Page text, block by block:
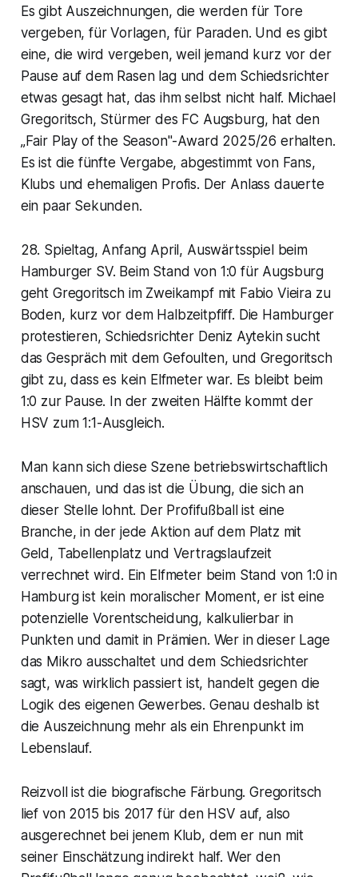
Es gibt Auszeichnungen, die werden für Tore
vergeben, für Vorlagen, für Paraden. Und es gibt
eine, die wird vergeben, weil jemand kurz vor der
Pause auf dem Rasen lag und dem Schiedsrichter
etwas gesagt hat, das ihm selbst nicht half. Michael
Gregoritsch, Stürmer des FC Augsburg, hat den
„Fair Play of the Season"-Award 2025/26 erhalten.
Es ist die fünfte Vergabe, abgestimmt von Fans,
Klubs und ehemaligen Profis. Der Anlass dauerte
ein paar Sekunden.
28. Spieltag, Anfang April, Auswärtsspiel beim
Hamburger SV. Beim Stand von 1:0 für Augsburg
geht Gregoritsch im Zweikampf mit Fabio Vieira zu
Boden, kurz vor dem Halbzeitpfiff. Die Hamburger
protestieren, Schiedsrichter Deniz Aytekin sucht
das Gespräch mit dem Gefoulten, und Gregoritsch
gibt zu, dass es kein Elfmeter war. Es bleibt beim
1:0 zur Pause. In der zweiten Hälfte kommt der
HSV zum 1:1-Ausgleich.
Man kann sich diese Szene betriebswirtschaftlich
anschauen, und das ist die Übung, die sich an
dieser Stelle lohnt. Der Profifußball ist eine
Branche, in der jede Aktion auf dem Platz mit
Geld, Tabellenplatz und Vertragslaufzeit
verrechnet wird. Ein Elfmeter beim Stand von 1:0 in
Hamburg ist kein moralischer Moment, er ist eine
potenzielle Vorentscheidung, kalkulierbar in
Punkten und damit in Prämien. Wer in dieser Lage
das Mikro ausschaltet und dem Schiedsrichter
sagt, was wirklich passiert ist, handelt gegen die
Logik des eigenen Gewerbes. Genau deshalb ist
die Auszeichnung mehr als ein Ehrenpunkt im
Lebenslauf.
Reizvoll ist die biografische Färbung. Gregoritsch
lief von 2015 bis 2017 für den HSV auf, also
ausgerechnet bei jenem Klub, dem er nun mit
seiner Einschätzung indirekt half. Wer den